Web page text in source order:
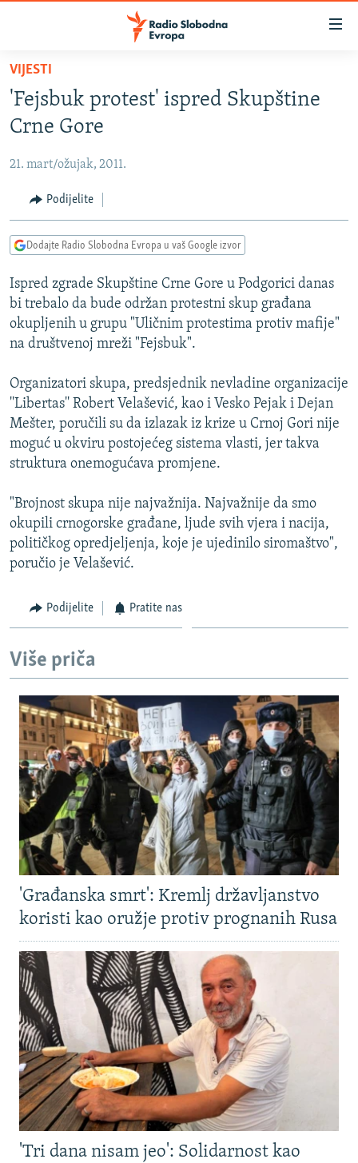
Pređite
glavni
sadržaj
na
navigaciju
Pređite
na
VIJESTI
BOSNA I HERCEGOVINA
KOSOVO
CRNA GORA
VIDEO
FOTOGALERIJE
INFOGRAFIKE
PODCASTI
RAT U UKRAJINI
KINA NA BALKANU
RSE PRIČE IZ SVIJETA
DNEVNO@RSE
SPECIJALI RSE
VIŠE OD NASLOVA
POPLAVE I KLIZIŠTA U BIH 2024.
TV LIBERTY
POST SCRIPTUM
MOJA EVROPA
TRI DECENIJE OD RATA U BIH
SVE KARTE DEJTONA
Sve RFE/RL stranice
VIJESTI
'Fejsbuk protest' ispred Skupštine
Crne Gore
21. mart/ožujak, 2011.
Podijelite
Dodajte Radio Slobodna Evropa u vaš Google izvor
Ispred zgrade Skupštine Crne Gore u Podgorici danas
bi trebalo da bude održan protestni skup građana
okupljenih u grupu "Uličnim protestima protiv mafije"
na društvenoj mreži "Fejsbuk".
Organizatori skupa, predsjednik nevladine organizacije
''Libertas'' Robert Velašević, kao i Vesko Pejak i Dejan
Mešter, poručili su da izlazak iz krize u Crnoj Gori nije
moguć u okviru postojećeg sistema vlasti, jer takva
struktura onemogućava promjene.
"Brojnost skupa nije najvažnija. Najvažnije da smo
okupili crnogorske građane, ljude svih vjera i nacija,
političkog opredjeljenja, koje je ujedinilo siromaštvo",
poručio je Velašević.
Podijelite Pratite nas
Više priča
'Građanska smrt': Kremlj državljanstvo
koristi kao oružje protiv prognanih Rusa
'Tri dana nisam jeo': Solidarnost kao